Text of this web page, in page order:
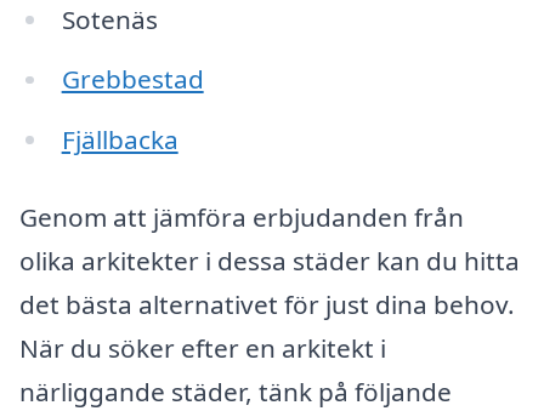
Sotenäs
Grebbestad
Fjällbacka
Genom att jämföra erbjudanden från
olika arkitekter i dessa städer kan du hitta
det bästa alternativet för just dina behov.
När du söker efter en arkitekt i
närliggande städer, tänk på följande